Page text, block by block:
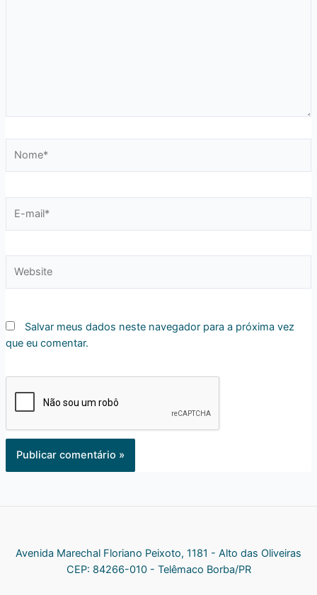
mail*
Salvar meus dados neste navegador para a próxima vez
que eu comentar.
Avenida Marechal Floriano Peixoto, 1181 - Alto das Oliveiras
CEP: 84266-010 - Telêmaco Borba/PR